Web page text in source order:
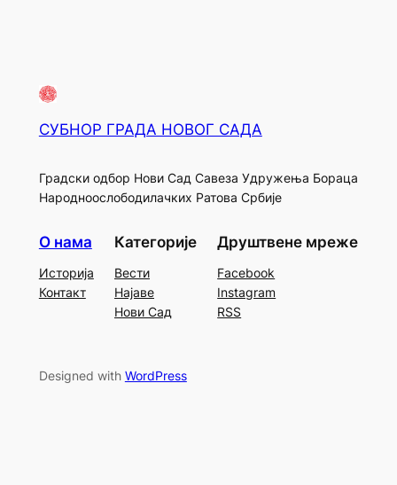
СУБНОР ГРАДА НОВОГ САДА
Градски одбор Нови Сад Савеза Удружења Бораца
Народноослободилачких Ратова Србије
О нама
Историја
Контакт
Категорије
Вести
Најаве
Нови Сад
Друштвене мреже
Facebook
Instagram
RSS
Designed with WordPress